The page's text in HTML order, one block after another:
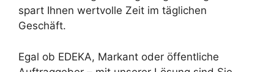
spart Ihnen wertvolle Zeit im täglichen
Geschäft.
Egal ob EDEKA, Markant oder öffentliche